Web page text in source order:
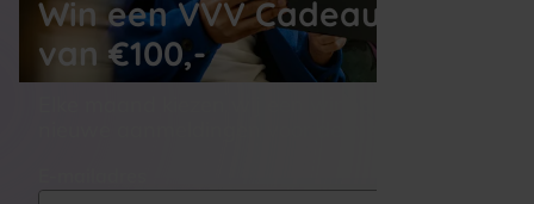
Win een VVV Cadeaukaart
van €100,-